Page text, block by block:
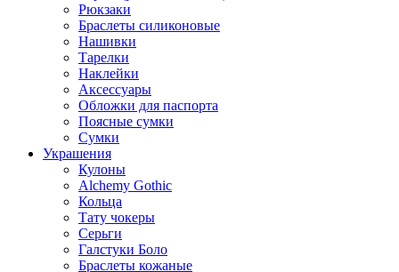
Рюкзаки
Браслеты силиконовые
Нашивки
Тарелки
Наклейки
Аксессуары
Обложки для паспорта
Поясные сумки
Сумки
Украшения
Кулоны
Alchemy Gothic
Кольца
Тату чокеры
Серьги
Галстуки Боло
Браслеты кожаные